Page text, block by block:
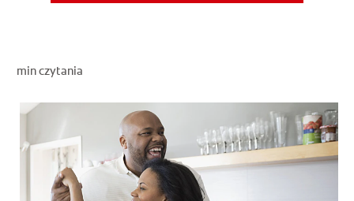
DLA PROFESJONALISTÓW
PL
min czytania